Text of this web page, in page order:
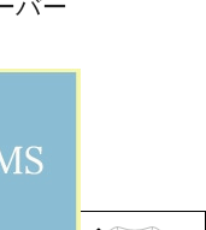
バー